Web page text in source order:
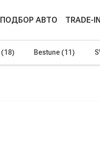
ПОДБОР АВТО TRADE-IN
(18) Bestune (11)